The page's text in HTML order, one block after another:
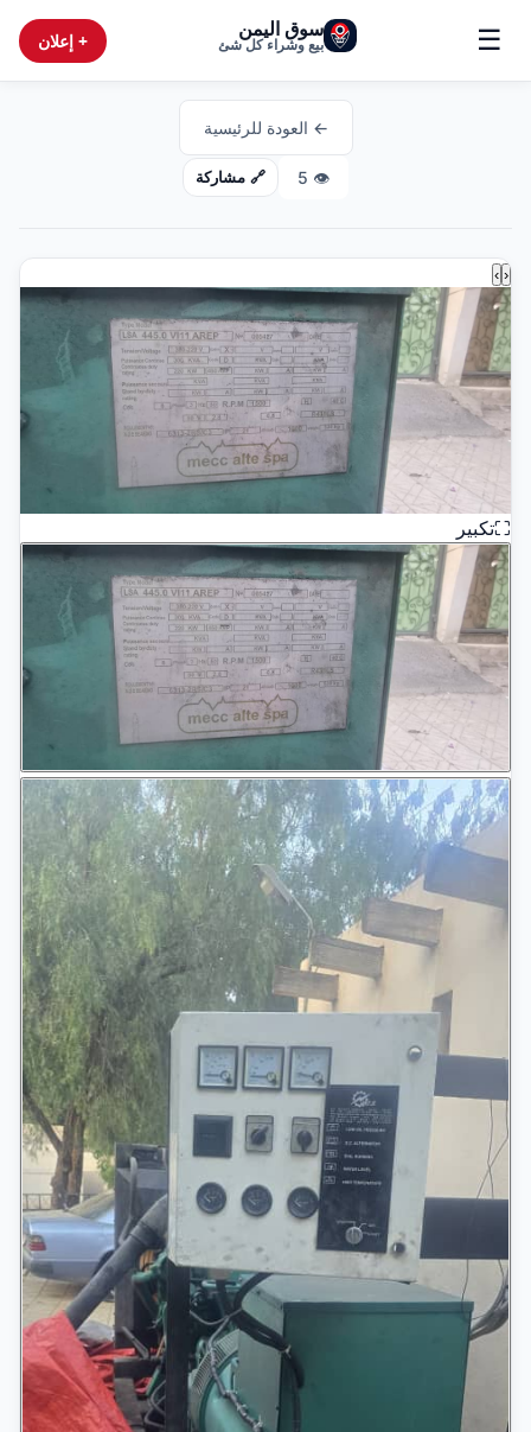
☰ سوق اليمن
بيع وشراء كل شئ + إعلان
← العودة للرئيسية
👁️
5 🔗 مشاركة
‹
›
⛶تكبير